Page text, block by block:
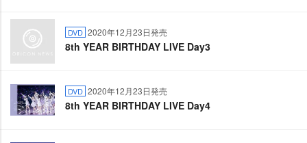
DVD 2020年12月23日発売
8th YEAR BIRTHDAY LIVE Day3
DVD 2020年12月23日発売
8th YEAR BIRTHDAY LIVE Day4